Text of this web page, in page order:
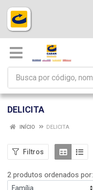
DELICITA
INÍCIO DELICITA
Filtros
2 produtos ordenados por: